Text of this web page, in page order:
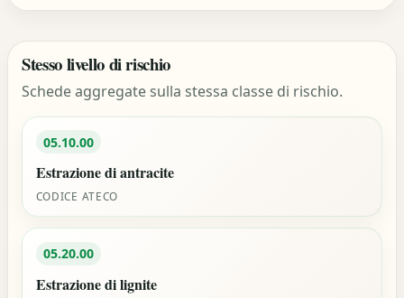
Stesso livello di rischio
Schede aggregate sulla stessa classe di rischio.
05.10.00
Estrazione di antracite
CODICE ATECO
05.20.00
Estrazione di lignite